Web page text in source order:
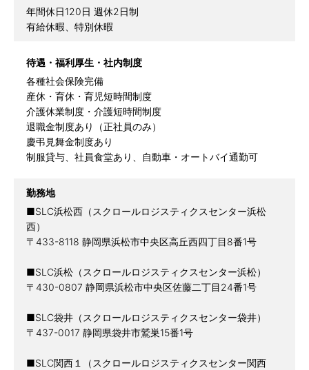
年間休日120日 週休2日制
有給休暇、特別休暇
待遇・福利厚生・社内制度
各種社会保険完備
産休・育休・育児短時間制度
介護休業制度・介護短時間制度
退職金制度あり（正社員のみ）
慶弔見舞金制度あり
制服貸与、社員食堂あり、自動車・オートバイ通勤可
勤務地
■SLC浜松西（スクロールロジスティクスセンター浜松
西）
〒433-8118 静岡県浜松市中央区高丘西四丁目8番1号
■SLC浜松（スクロールロジスティクスセンター浜松）
〒430-0807 静岡県浜松市中央区佐藤二丁目24番1号
■SLC袋井（スクロールロジスティクスセンター袋井）
〒437-0017 静岡県袋井市鷲巣15番1号
■SLC関西１（スクロールロジスティクスセンター関西